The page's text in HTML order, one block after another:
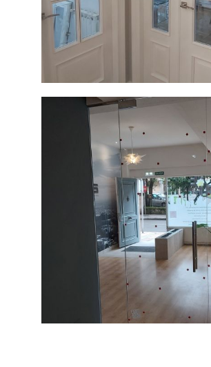
Puerta con
cristal
tallado